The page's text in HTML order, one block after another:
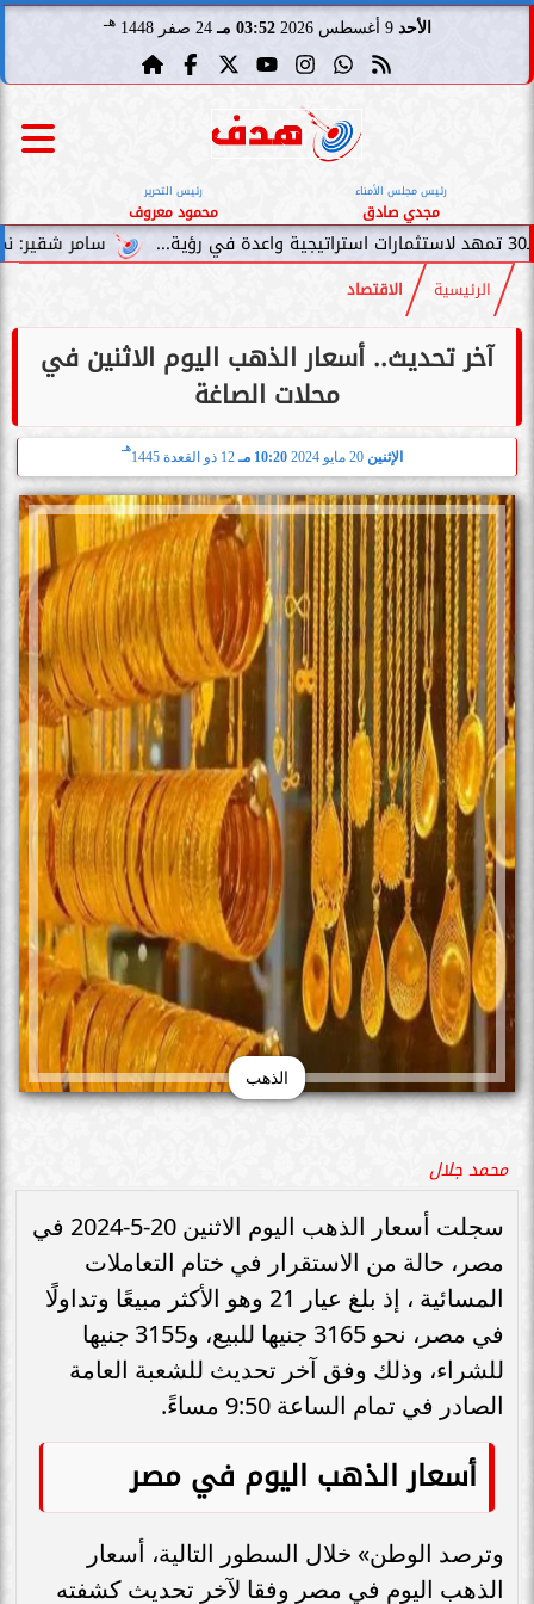
الأحد 9 أغسطس 2026 03:52 مـ 24 صفر 1448 هـ
رئيس مجلس الأمناء
مجدي صادق
رئيس التحرير
محمود معروف
سامر شقير: نمو صناديق
الرئيسية الاقتصاد
آخر تحديث.. أسعار الذهب اليوم الاثنين في
محلات الصاغة
الإثنين 10:20 مـ 12 ذو القعدة 1445
هـ
الذهب
محمد جلال
سجلت أسعار الذهب اليوم الاثنين 20-5-2024 في
مصر، حالة من الاستقرار في ختام التعاملات
المسائية ، إذ بلغ عيار 21 وهو الأكثر مبيعًا وتداولًا
في مصر، نحو 3165 جنيها للبيع، و3155 جنيها
للشراء، وذلك وفق آخر تحديث للشعبة العامة
الصادر في تمام الساعة 9:50 مساءً.
أسعار الذهب اليوم في مصر
وترصد الوطن» خلال السطور التالية، أسعار
الذهب اليوم في مصر وفقا لآخر تحديث كشفته